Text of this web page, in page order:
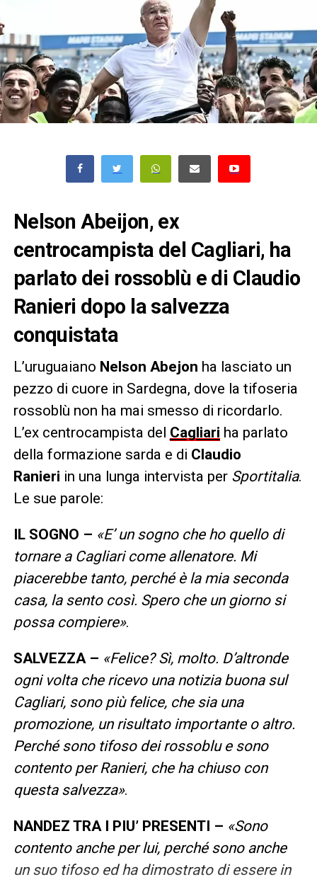
Nelson Abeijon, ex
centrocampista del Cagliari, ha
parlato dei rossoblù e di Claudio
Ranieri dopo la salvezza
conquistata
L’uruguaiano Nelson Abejon ha lasciato un
pezzo di cuore in Sardegna, dove la tifoseria
rossoblù non ha mai smesso di ricordarlo.
L’ex centrocampista del Cagliari ha parlato
della formazione sarda e di Claudio
Ranieri in una lunga intervista per Sportitalia.
Le sue parole:
IL SOGNO – «E’ un sogno che ho quello di
tornare a Cagliari come allenatore. Mi
piacerebbe tanto, perché è la mia seconda
casa, la sento così. Spero che un giorno si
possa compiere».
SALVEZZA – «Felice? Sì, molto. D’altronde
ogni volta che ricevo una notizia buona sul
Cagliari, sono più felice, che sia una
promozione, un risultato importante o altro.
Perché sono tifoso dei rossoblu e sono
contento per Ranieri, che ha chiuso con
questa salvezza».
NANDEZ TRA I PIU’ PRESENTI – «Sono
contento anche per lui, perché sono anche
un suo tifoso ed ha dimostrato di essere in